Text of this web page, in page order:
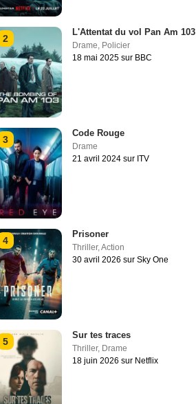
2
L'Attentat du vol Pan Am 103
Drame, Policier
18 mai 2025 sur BBC
3
Code Rouge
Drame
21 avril 2024 sur ITV
4
Prisoner
Thriller,Action
30 avril 2026 sur Sky One
5
Sur tes traces
Thriller, Drame
18 juin 2026 sur Netflix